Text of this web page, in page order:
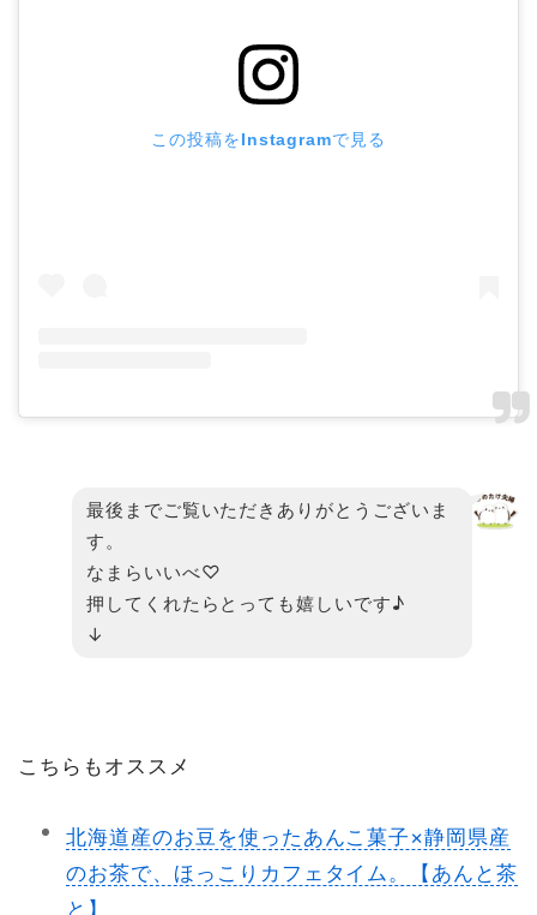
この投稿をInstagramで見る
最後までご覧いただきありがとうございま
す。
なまらいいべ♡
押してくれたらとっても嬉しいです♪
↓
こちらもオススメ
北海道産のお豆を使ったあんこ菓子×静岡県産
のお茶で、ほっこりカフェタイム。【あんと茶
と】